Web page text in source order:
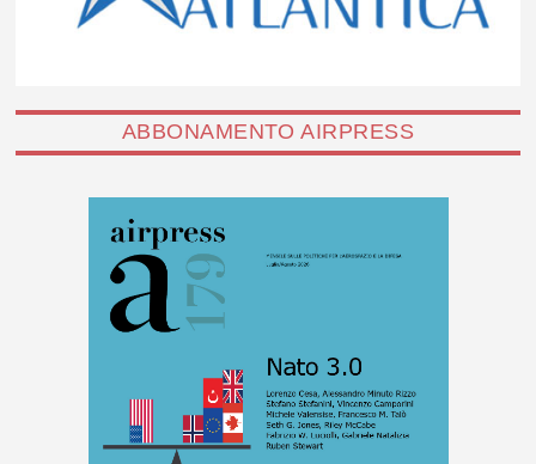
ABBONAMENTO AIRPRESS